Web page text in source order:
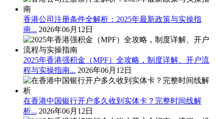
香港公司注册条件全解析：2025年最新政策与实操指
南... 2026年06月12日
2025年香港强积金（MPF）全攻略，制度详解、开户流
程与实操指南... 2026年06月12日
在香港中国银行开户多久收到实体卡？完整时间线解
析... 2026年06月12日